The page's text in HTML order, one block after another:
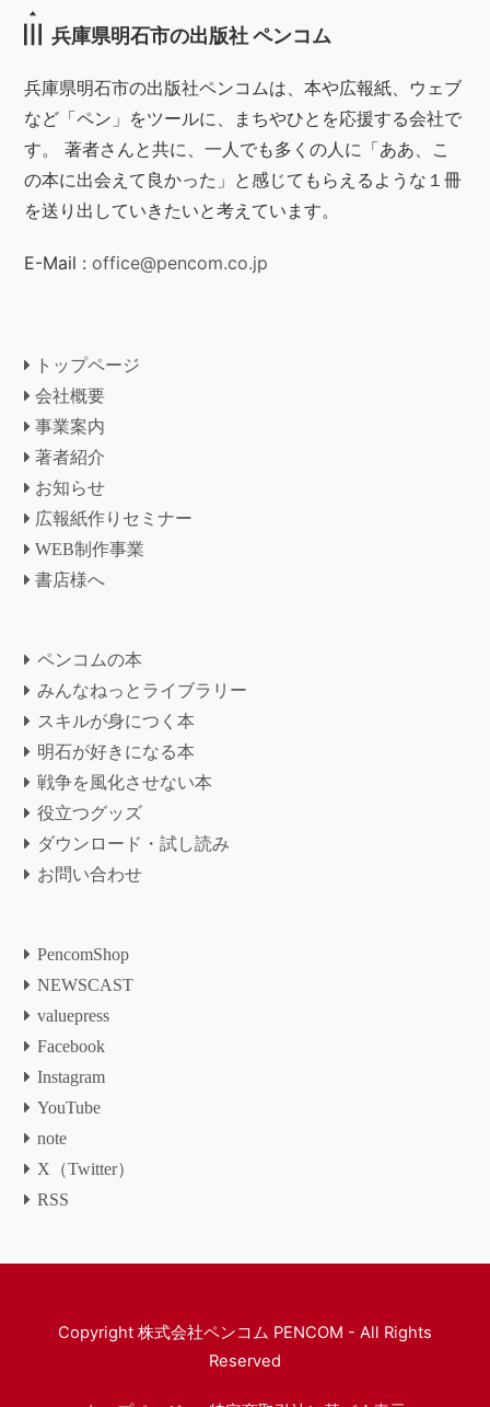
兵庫県明石市の出版社 ペンコム
兵庫県明石市の出版社ペンコムは、本や広報紙、ウェブ
など「ペン」をツールに、まちやひとを応援する会社で
す。 著者さんと共に、一人でも多くの人に「ああ、こ
の本に出会えて良かった」と感じてもらえるような１冊
を送り出していきたいと考えています。
E-Mail :office@pencom.co.jp
トップページ
会社概要
事業案内
著者紹介
お知らせ
広報紙作りセミナー
WEB制作事業
書店様へ
ペンコムの本
みんなねっとライブラリー
スキルが身につく本
明石が好きになる本
戦争を風化させない本
役立つグッズ
ダウンロード・試し読み
お問い合わせ
PencomShop
NEWSCAST
valuepress
Facebook
Instagram
YouTube
note
X（Twitter）
RSS
Copyright 株式会社ペンコム PENCOM - All Rights
Reserved